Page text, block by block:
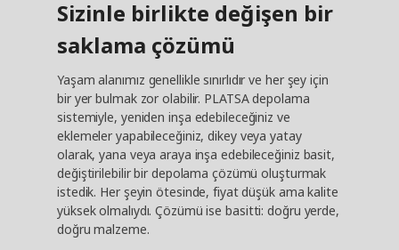
Sizinle birlikte değişen bir
saklama çözümü
Yaşam alanımız genellikle sınırlıdır ve her şey için
bir yer bulmak zor olabilir. PLATSA depolama
sistemiyle, yeniden inşa edebileceğiniz ve
eklemeler yapabileceğiniz, dikey veya yatay
olarak, yana veya araya inşa edebileceğiniz basit,
değiştirilebilir bir depolama çözümü oluşturmak
istedik. Her şeyin ötesinde, fiyat düşük ama kalite
yüksek olmalıydı. Çözümü ise basitti: doğru yerde,
doğru malzeme.